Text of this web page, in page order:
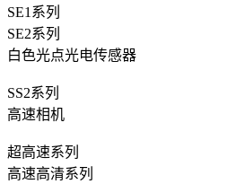
SE1系列
SE2系列
白色光点光电传感器
SS2系列
高速相机
超高速系列
高速高清系列